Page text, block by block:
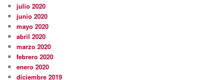
julio 2020
junio 2020
mayo 2020
abril 2020
marzo 2020
febrero 2020
enero 2020
diciembre 2019